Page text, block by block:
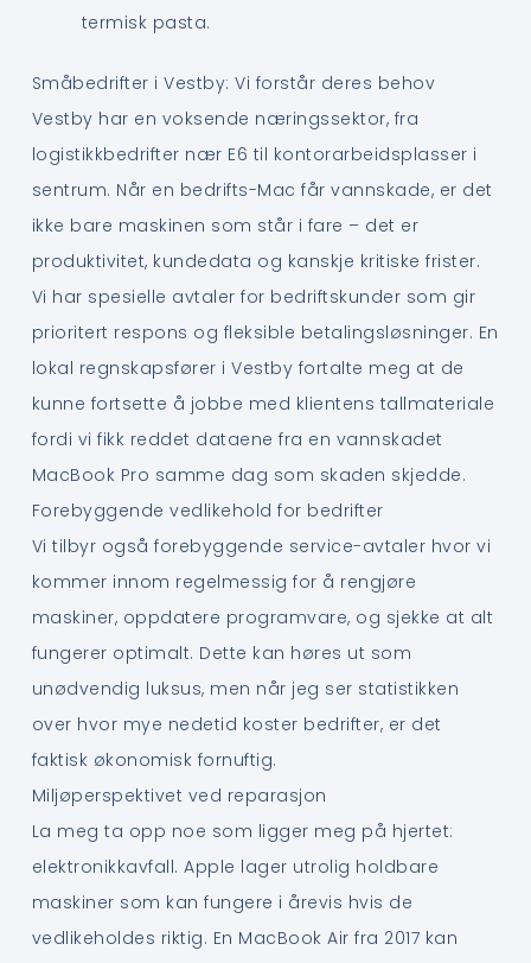
termisk pasta.
Småbedrifter i Vestby: Vi forstår deres behov
Vestby har en voksende næringssektor, fra
logistikkbedrifter nær E6 til kontorarbeidsplasser i
sentrum. Når en bedrifts-Mac får vannskade, er det
ikke bare maskinen som står i fare – det er
produktivitet, kundedata og kanskje kritiske frister.
Vi har spesielle avtaler for bedriftskunder som gir
prioritert respons og fleksible betalingsløsninger. En
lokal regnskapsfører i Vestby fortalte meg at de
kunne fortsette å jobbe med klientens tallmateriale
fordi vi fikk reddet dataene fra en vannskadet
MacBook Pro samme dag som skaden skjedde.
Forebyggende vedlikehold for bedrifter
Vi tilbyr også forebyggende service-avtaler hvor vi
kommer innom regelmessig for å rengjøre
maskiner, oppdatere programvare, og sjekke at alt
fungerer optimalt. Dette kan høres ut som
unødvendig luksus, men når jeg ser statistikken
over hvor mye nedetid koster bedrifter, er det
faktisk økonomisk fornuftig.
Miljøperspektivet ved reparasjon
La meg ta opp noe som ligger meg på hjertet:
elektronikkavfall. Apple lager utrolig holdbare
maskiner som kan fungere i årevis hvis de
vedlikeholdes riktig. En MacBook Air fra 2017 kan